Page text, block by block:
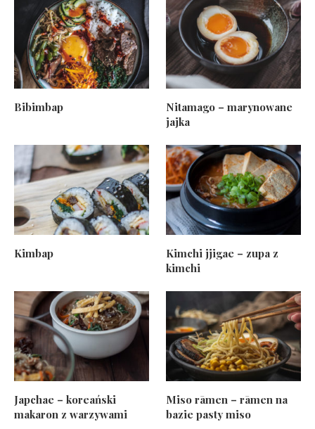
Bibimbap
Nitamago – marynowane
jajka
Kimbap
Kimchi jjigae – zupa z
kimchi
Japchae – koreański
makaron z warzywami
Miso rāmen – rāmen na
bazie pasty miso